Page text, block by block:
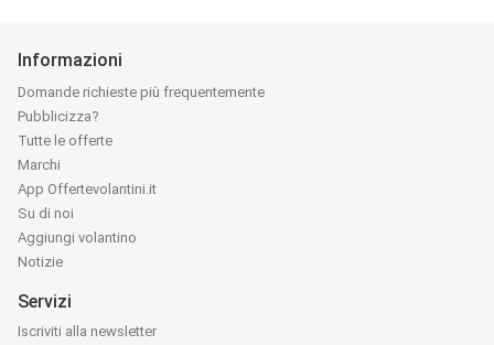
Informazioni
Domande richieste più frequentemente
Pubblicizza?
Tutte le offerte
Marchi
App Offertevolantini.it
Su di noi
Aggiungi volantino
Notizie
Servizi
Iscriviti alla newsletter